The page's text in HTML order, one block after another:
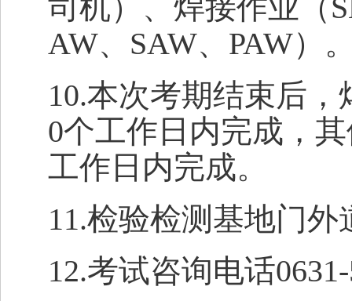
司机）、焊接作业（
AW、SAW、PAW）
10.本次考期结束后
0个工作日内完成，
工作日内完成。
11.检验检测基地门
12.考试咨询电话